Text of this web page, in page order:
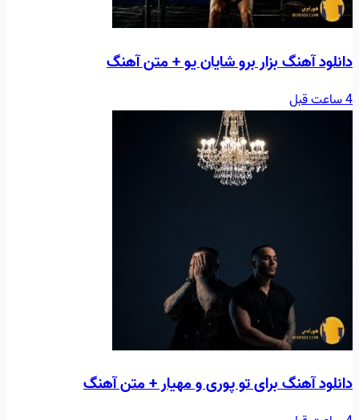
دانلود آهنگ بزار برو شایان یو + متن آهنگ
4 ساعت قبل
دانلود آهنگ برای تو پوری و مهیار + متن آهنگ